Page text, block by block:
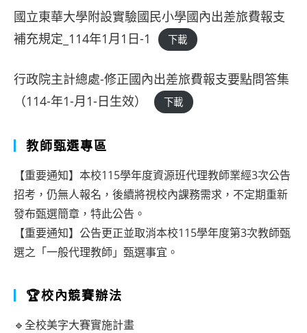
國立東華大學附設實驗國民小學國內出差旅費報支
補充規定_114年1月1日-1
下載
行政院主計總處-修正國內出差旅費報支要點問答集
（114-年1-月1-日生效）
下載
教師甄選專區
【重要通知】本校115學年度資源班代理教師業經3次公告
招考，仍無人報名，後續將視校內課務需求，不定期重新
發布甄選簡章，特此公告。
【重要通知】公告更正並取消本校115學年度第3次教師甄
選之「一般代理教師」甄選事宜。
🏆校內競賽辦法
🔹全校美字大賽實施計畫